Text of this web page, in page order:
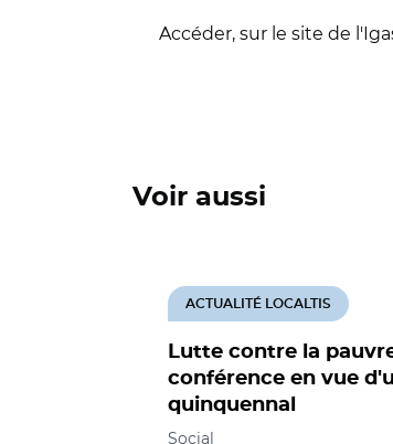
Accéder, sur le site de
Voir aussi
Lutte contre la
conférence en vue
quinquennal
ACTUALITÉ LOCALTIS
Social